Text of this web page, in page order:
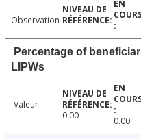
Observation
Percentage of
LIPWs
Valeur
0.00
0.00